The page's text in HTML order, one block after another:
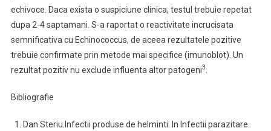
echivoce. Daca exista o suspiciune clinica, testul trebuie repetat
dupa 2-4 saptamani. S-a raportat o reactivitate incrucisata
semnificativa cu Echinococcus, de aceea rezultatele pozitive
trebuie confirmate prin metode mai specifice (imunoblot). Un
rezultat pozitiv nu exclude influenta altor patogeni3
Bibliografie
Dan Steriu.Infectii produse de helminti. In Infectii parazitare.